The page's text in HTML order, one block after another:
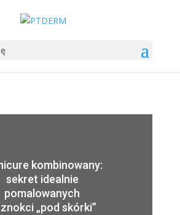
kombinowany:
sekret idealnie
pomalowanych
„pod skórki”